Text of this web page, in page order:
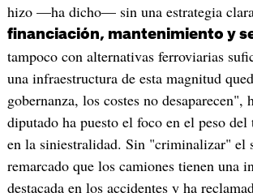
hizo —ha dicho— sin una estrategia
financiación, mantenimiento y
tampoco con alternativas ferroviarias
una infraestructura de esta magnitud
gobernanza, los costes no desaparecen",
diputado ha puesto el foco en el peso del
en la siniestralidad. Sin "criminalizar" el
remarcado que los camiones tienen una
destacada en los accidentes y ha